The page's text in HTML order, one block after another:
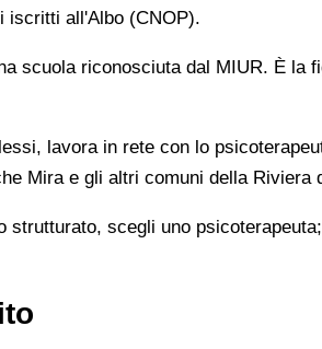
iscritti all'Albo (CNOP).
scuola riconosciuta dal MIUR. È la
lavora in rete con lo
Mira e gli altri comuni della Riviera
scegli uno